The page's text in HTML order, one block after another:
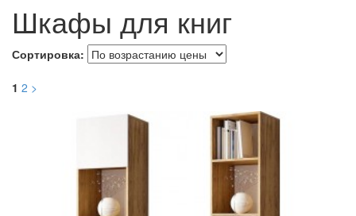
Шкафы для книг
Сортировка:
1 2 >